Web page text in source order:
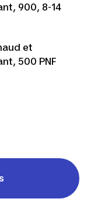
900, 8-14
et
500 PNF